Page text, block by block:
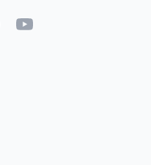
YouTube